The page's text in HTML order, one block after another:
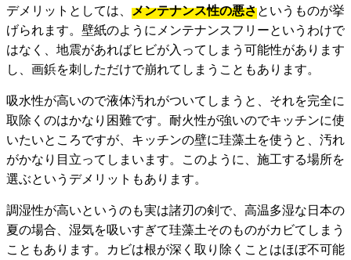
デメリットとしては、 メンテナンス性の悪さというものが挙
げられます。壁紙のようにメンテナンスフリーというわけで
はなく、地震があればヒビが入ってしまう可能性があります
し、画鋲を刺しただけで崩れてしまうこともあります。
吸水性が高いので液体汚れがついてしまうと、それを完全に
取除くのはかなり困難です。耐火性が強いのでキッチンに使
いたいところですが、キッチンの壁に珪藻土を使うと、汚れ
がかなり目立ってしまいます。このように、施工する場所を
選ぶというデメリットもあります。
調湿性が高いというのも実は諸刃の剣で、高温多湿な日本の
夏の場合、湿気を吸いすぎて珪藻土そのものがカビてしまう
こともあります。カビは根が深く取り除くことはほぼ不可能